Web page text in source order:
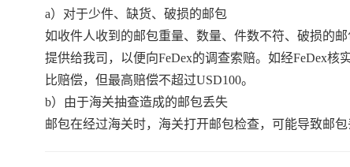
a）对于少件、缺货、破损的邮包
如收件人收到的邮包重量、数量、件数不符、破损的
提供给我司，以便向FeDex的调查索赔。如经FeDex
比赔偿，但最高赔偿不超过USD100。
b）由于海关抽查造成的邮包丢失
邮包在经过海关时，海关打开邮包检查，可能导致邮